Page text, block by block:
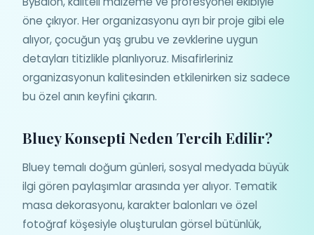
öne çıkıyor. Her organizasyonu ayrı bir proje gibi ele
alıyor, çocuğun yaş grubu ve zevklerine uygun
detayları titizlikle planlıyoruz. Misafirleriniz
organizasyonun kalitesinden etkilenirken siz sadece
bu özel anın keyfini çıkarın.
Bluey Konsepti Neden Tercih Edilir?
Bluey temalı doğum günleri, sosyal medyada büyük
ilgi gören paylaşımlar arasında yer alıyor. Tematik
masa dekorasyonu, karakter balonları ve özel
fotoğraf köşesiyle oluşturulan görsel bütünlük,